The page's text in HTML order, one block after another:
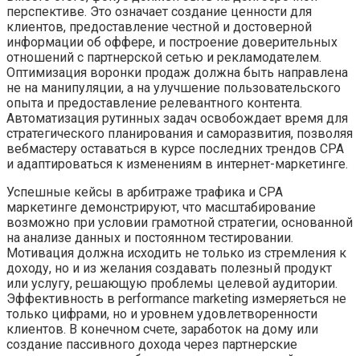
перспективе. Это означает создание ценности для
клиентов, предоставление честной и достоверной
информации об оффере, и построение доверительных
отношений с партнерской сетью и рекламодателем.
Оптимизация воронки продаж должна быть направлена
не на манипуляции, а на улучшение пользовательского
опыта и предоставление релевантного контента.
Автоматизация рутинных задач освобождает время для
стратегического планирования и саморазвития, позволяя
вебмастеру оставаться в курсе последних трендов CPA
и адаптироваться к изменениям в интернет-маркетинге.
Успешные кейсы в арбитраже трафика и CPA
маркетинге демонстрируют, что масштабирование
возможно при условии грамотной стратегии, основанной
на анализе данных и постоянном тестировании.
Мотивация должна исходить не только из стремления к
доходу, но и из желания создавать полезный продукт
или услугу, решающую проблемы целевой аудитории.
Эффективность в performance marketing измеряеться не
только цифрами, но и уровнем удовлетворенности
клиентов. В конечном счете, заработок на дому или
создание пассивного дохода через партнерские